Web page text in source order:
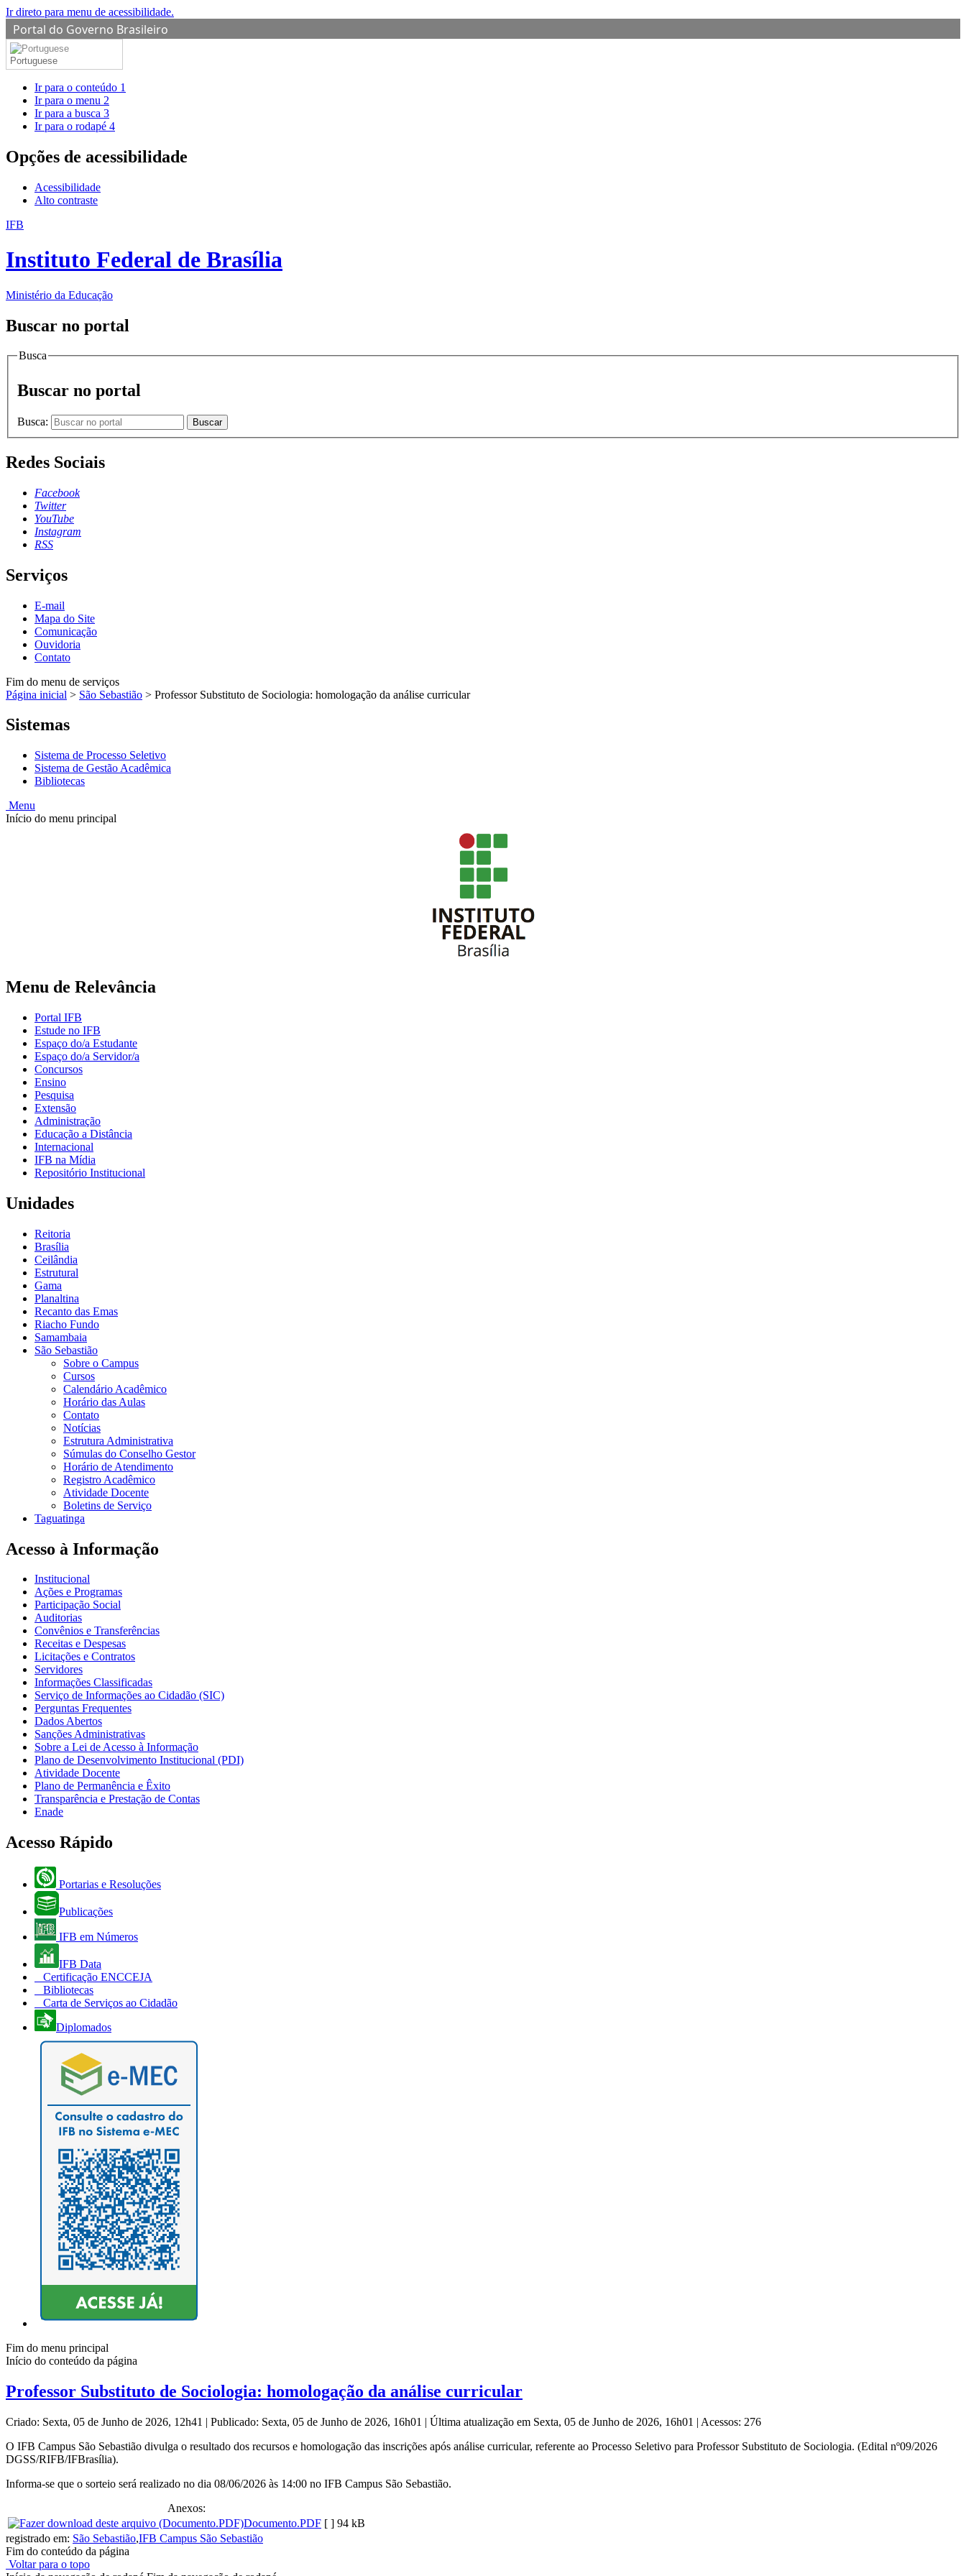
Ir direto para menu de acessibilidade.
Portal do Governo Brasileiro
Portuguese
Ir para o conteúdo 1
Ir para o menu 2
Ir para a busca 3
Ir para o rodapé 4
Opções de acessibilidade
Acessibilidade
Alto contraste
IFB
Instituto Federal de Brasília
Ministério da Educação
Buscar no portal
Busca
Buscar no portal
Busca: Buscar
Redes Sociais
Facebook
Twitter
YouTube
Instagram
RSS
Serviços
E-mail
Mapa do Site
Comunicação
Ouvidoria
Contato
Fim do menu de serviços
Página inicial > São Sebastião > Professor Substituto de Sociologia: homologação da análise curricular
Sistemas
Sistema de Processo Seletivo
Sistema de Gestão Acadêmica
Bibliotecas
Menu
Início do menu principal
Menu de Relevância
Portal IFB
Estude no IFB
Espaço do/a Estudante
Espaço do/a Servidor/a
Concursos
Ensino
Pesquisa
Extensão
Administração
Educação a Distância
Internacional
IFB na Mídia
Repositório Institucional
Unidades
Reitoria
Brasília
Ceilândia
Estrutural
Gama
Planaltina
Recanto das Emas
Riacho Fundo
Samambaia
São Sebastião
Sobre o Campus
Cursos
Calendário Acadêmico
Horário das Aulas
Contato
Notícias
Estrutura Administrativa
Súmulas do Conselho Gestor
Horário de Atendimento
Registro Acadêmico
Atividade Docente
Boletins de Serviço
Taguatinga
Acesso à Informação
Institucional
Ações e Programas
Participação Social
Auditorias
Convênios e Transferências
Receitas e Despesas
Licitações e Contratos
Servidores
Informações Classificadas
Serviço de Informações ao Cidadão (SIC)
Perguntas Frequentes
Dados Abertos
Sanções Administrativas
Sobre a Lei de Acesso à Informação
Plano de Desenvolvimento Institucional (PDI)
Atividade Docente
Plano de Permanência e Êxito
Transparência e Prestação de Contas
Enade
Acesso Rápido
Portarias e Resoluções
Publicações
IFB em Números
IFB Data
Certificação ENCCEJA
Bibliotecas
Carta de Serviços ao Cidadão
Diplomados
Fim do menu principal
Início do conteúdo da página
Professor Substituto de Sociologia: homologação da análise curricular
Criado: Sexta, 05 de Junho de 2026, 12h41 | Publicado: Sexta, 05 de Junho de 2026, 16h01 | Última atualização em Sexta, 05 de Junho de 2026, 16h01 | Acessos: 276
O IFB Campus São Sebastião divulga o resultado dos recursos e homologação das inscrições após análise curricular, referente ao Processo Seletivo para Professor Substituto de Sociologia. (Edital nº09/2026
DGSS/RIFB/IFBrasília).
Informa-se que o sorteio será realizado no dia 08/06/2026 às 14:00 no IFB Campus São Sebastião.
Anexos:
Documento.PDF [ ] 94 kB
registrado em: São Sebastião,IFB Campus São Sebastião
Fim do conteúdo da página
Voltar para o topo